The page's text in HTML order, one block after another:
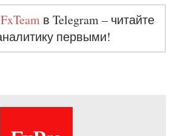
в Telegram – читайте
первыми!